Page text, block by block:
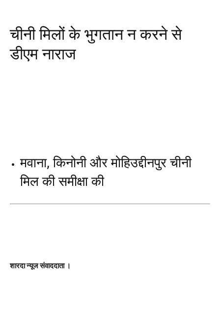
चीनी मिलों के भुगतान न करने से
डीएम नाराज
मवाना, किनोनी और मोहिउद्दीनपुर चीनी
मिल की समीक्षा की
शारदा न्यूज संवाददाता ।